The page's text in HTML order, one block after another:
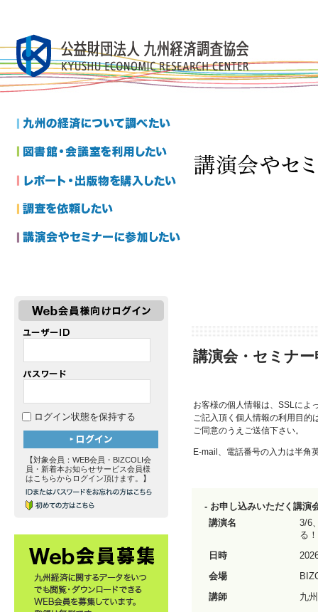
講演会・セミナ
お客様の個人情報は、SSLによ
ご記入頂く個人情報の利用目的
ご同意のうえご送信下さい。
E-mail、電話番号の入力は半角
- お申し込みいただく講演
講演名
3/6
る
日時
会場
講師 九
ログイン状態を保持する
【対象会員：WEB会員・BIZCOLI会
員・新着本お知らせサービス会員様
はこちらからログイン頂けます。】